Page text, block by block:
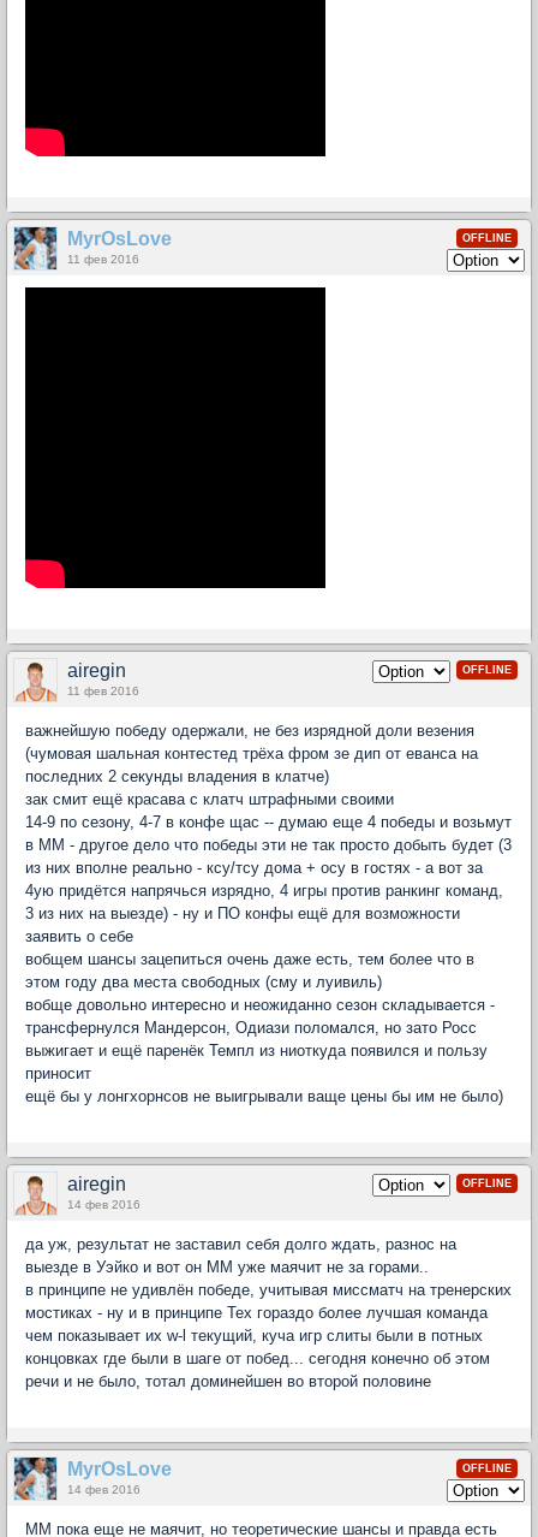
OFFLINE
MyrOsLove
11 фев 2016
OFFLINE
airegin
11 фев 2016
важнейшую победу одержали, не без изрядной доли везения
(чумовая шальная контестед трёха фром зе дип от еванса на
последних 2 секунды владения в клатче)
зак смит ещё красава с клатч штрафными своими
14-9 по сезону, 4-7 в конфе щас -- думаю еще 4 победы и возьмут
в ММ - другое дело что победы эти не так просто добыть будет (3
из них вполне реально - ксу/тсу дома + осу в гостях - а вот за
4ую придётся напрячься изрядно, 4 игры против ранкинг команд,
3 из них на выезде) - ну и ПО конфы ещё для возможности
заявить о себе
вобщем шансы зацепиться очень даже есть, тем более что в
этом году два места свободных (сму и луивиль)
вобще довольно интересно и неожиданно сезон складывается -
трансфернулся Мандерсон, Одиази поломался, но зато Росс
выжигает и ещё паренёк Темпл из ниоткуда появился и пользу
приносит
ещё бы у лонгхорнсов не выигрывали ваще цены бы им не было)
OFFLINE
airegin
14 фев 2016
да уж, результат не заставил себя долго ждать, разнос на
выезде в Уэйко и вот он ММ уже маячит не за горами..
в принципе не удивлён победе, учитывая миссматч на тренерских
мостиках - ну и в принципе Тех гораздо более лучшая команда
чем показывает их w-l текущий, куча игр слиты были в потных
концовках где были в шаге от побед... сегодня конечно об этом
речи и не было, тотал доминейшен во второй половине
OFFLINE
MyrOsLove
14 фев 2016
ММ пока еще не маячит, но теоретические шансы и правда есть